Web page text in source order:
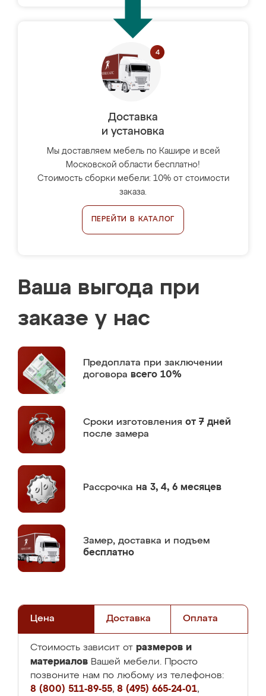
Доставка
и установка
Мы доставляем мебель по Кашире и всей
Московской области бесплатно!
Стоимость сборки мебели: 10% от стоимости
заказа.
ПЕРЕЙТИ В КАТАЛОГ
Ваша выгода при
заказе у нас
Предоплата при заключении
договора всего 10%
Сроки изготовления от 7 дней
после замера
Рассрочка на 3, 4, 6 месяцев
Замер, доставка и подъем
бесплатно
Цена Доставка Оплата
Стоимость зависит от размеров и
материалов Вашей мебели. Просто
позвоните нам по любому из телефонов:
8 (800) 511-89-55, 8 (495) 665-24-01,